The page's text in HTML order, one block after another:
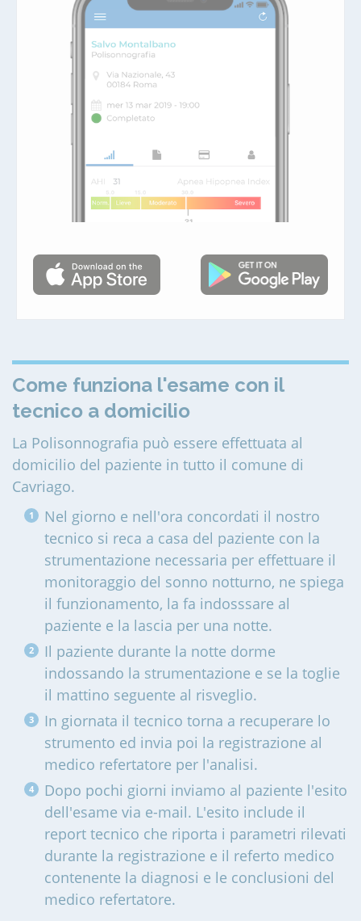
Come funziona l'esame con il
tecnico a domicilio
La Polisonnografia può essere effettuata al
domicilio del paziente in tutto il comune di
Cavriago.
Nel giorno e nell'ora concordati il nostro
tecnico si reca a casa del paziente con la
strumentazione necessaria per effettuare il
monitoraggio del sonno notturno, ne spiega
il funzionamento, la fa indosssare al
paziente e la lascia per una notte.
Il paziente durante la notte dorme
indossando la strumentazione e se la toglie
il mattino seguente al risveglio.
In giornata il tecnico torna a recuperare lo
strumento ed invia poi la registrazione al
medico refertatore per l'analisi.
Dopo pochi giorni inviamo al paziente l'esito
dell'esame via e-mail. L'esito include il
report tecnico che riporta i parametri rilevati
durante la registrazione e il referto medico
contenente la diagnosi e le conclusioni del
medico refertatore.